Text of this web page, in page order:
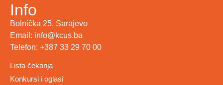
Info
Bolnička 25, Sarajevo
Email: info@kcus.ba
Telefon: +387 33 29 70 00
Lista čekanja
Konkursi i oglasi